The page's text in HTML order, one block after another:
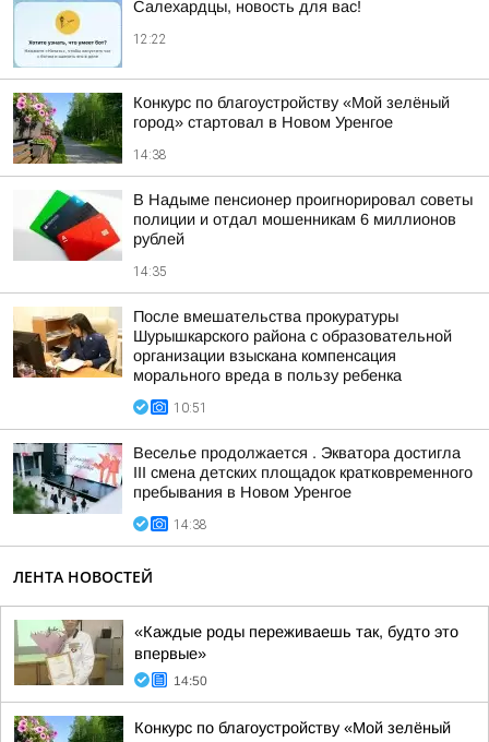
Салехардцы, новость для вас!
12:22
Конкурс по благоустройству «Мой зелёный
город» стартовал в Новом Уренгое
14:38
В Надыме пенсионер проигнорировал советы
полиции и отдал мошенникам 6 миллионов
рублей
14:35
После вмешательства прокуратуры
Шурышкарского района с образовательной
организации взыскана компенсация
морального вреда в пользу ребенка
10:51
Веселье продолжается . Экватора достигла
III смена детских площадок кратковременного
пребывания в Новом Уренгое
14:38
ЛЕНТА НОВОСТЕЙ
«Каждые роды переживаешь так, будто это
впервые»
14:50
Конкурс по благоустройству «Мой зелёный